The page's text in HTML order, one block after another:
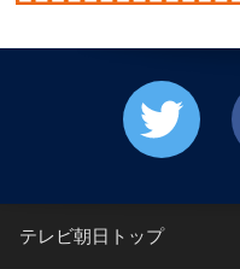
テレビ朝日トップ